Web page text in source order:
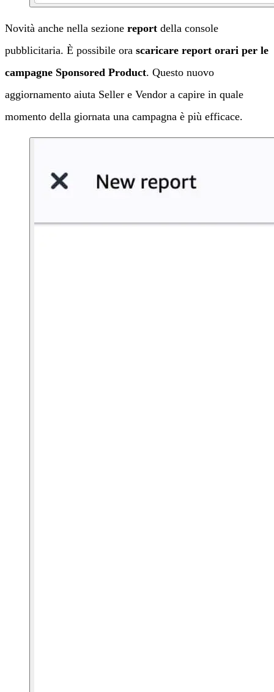
Novità anche nella sezione report della console
pubblicitaria. È possibile ora scaricare report orari per le
campagne Sponsored Product. Questo nuovo
aggiornamento aiuta Seller e Vendor a capire in quale
momento della giornata una campagna è più efficace.